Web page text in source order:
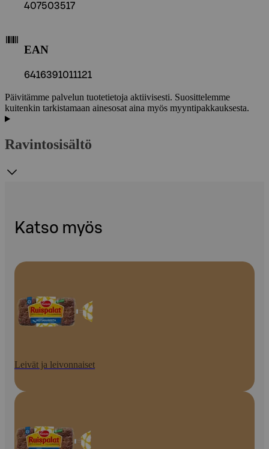
407503517
EAN
6416391011121
Päivitämme palvelun tuotetietoja aktiivisesti. Suosittelemme
kuitenkin tarkistamaan ainesosat aina myös myyntipakkauksesta.
Ravintosisältö
Katso myös
Leivät ja leivonnaiset